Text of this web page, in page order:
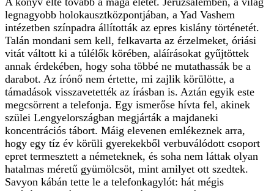
legnagyobb holokausztközpontjában, a Yad Vashem
intézetben színpadra állították az epres kislány történetét.
Talán mondani sem kell, felkavarta az érzelmeket, óriási
vitát váltott ki a túlélők körében, aláírásokat gyűjtöttek
annak érdekében, hogy soha többé ne mutathassák be a
darabot. Az írónő nem értette, mi zajlik körülötte, a
támadások visszavetették az írásban is. Aztán egyik este
megcsörrent a telefonja. Egy ismerőse hívta fel, akinek
szülei Lengyelországban megjárták a majdaneki
koncentrációs tábort. Máig elevenen emlékeznek arra,
hogy egy tíz év körüli gyerekekből verbuválódott csoport
epret termesztett a németeknek, és soha nem láttak olyan
hatalmas méretű gyümölcsöt, mint amilyet ott szedtek.
Savyon kábán tette le a telefonkagylót: hát mégis